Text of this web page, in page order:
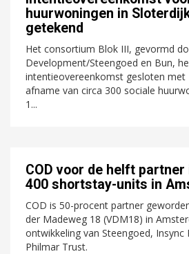
huurwoningen in
getekend
Het consortium Blok III, gevormd
Development/Steengoed en Bun,
intentieovereenkomst gesloten met
afname van circa 300 sociale
1...
COD voor de helft
400 shortstay-units in
COD is 50-procent partner
der Madeweg 18 (VDM18) in
ontwikkeling van Steengoed, Insync
Philmar Trust.